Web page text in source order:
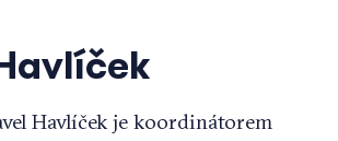
Havlíček je koordinátorem